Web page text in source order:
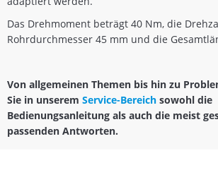
Das Drehmoment beträgt 40 Nm, die
Rohrdurchmesser 45 mm und die
Von allgemeinen Themen bis hin zu
Sie in unserem Service-Bereich sowohl die
Bedienungsanleitung als auch die meist
passenden Antworten.